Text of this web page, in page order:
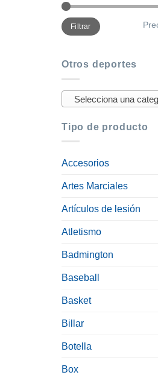
Precio
mínimo
Precio
máximo
Filtrar
Otros deportes
Selecciona una
Tipo de producto
Accesorios
Artes Marciales
Artículos de lesión
Atletismo
Badmington
Baseball
Basket
Billar
Botella
Box